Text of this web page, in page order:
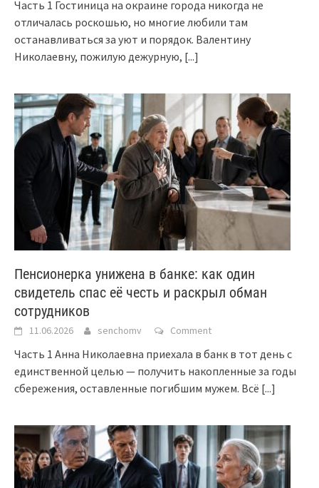
Часть 1 Гостиница на окраине города никогда не
отличалась роскошью, но многие любили там
останавливаться за уют и порядок. Валентину
Николаевну, пожилую дежурную, [...]
Пенсионерка унижена в банке: как один
свидетель спас её честь и раскрыл обман
сотрудников
11.06.2026 senchomv Comment
Часть 1 Анна Николаевна приехала в банк в тот день с
единственной целью — получить накопленные за годы
сбережения, оставленные погибшим мужем. Всё [...]